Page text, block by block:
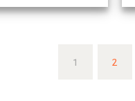
1 2